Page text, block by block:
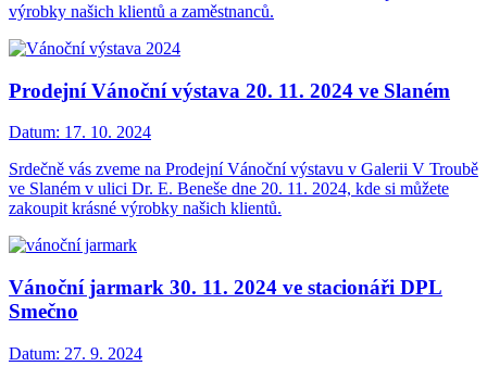
výrobky našich klientů a zaměstnanců.
Prodejní Vánoční výstava 20. 11. 2024 ve Slaném
Datum: 17. 10. 2024
Srdečně vás zveme na Prodejní Vánoční výstavu v Galerii V Troubě
ve Slaném v ulici Dr. E. Beneše dne 20. 11. 2024, kde si můžete
zakoupit krásné výrobky našich klientů.
Vánoční jarmark 30. 11. 2024 ve stacionáři DPL
Smečno
Datum: 27. 9. 2024